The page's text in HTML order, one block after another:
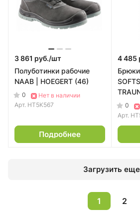
3 861 руб./шт
Полуботинки рабочие
NAAB | HOEGERT (46)
0
Нет в наличии
Арт. HT5K567
Подробнее
4 485
0
Арт.
Загрузить еще
1 2